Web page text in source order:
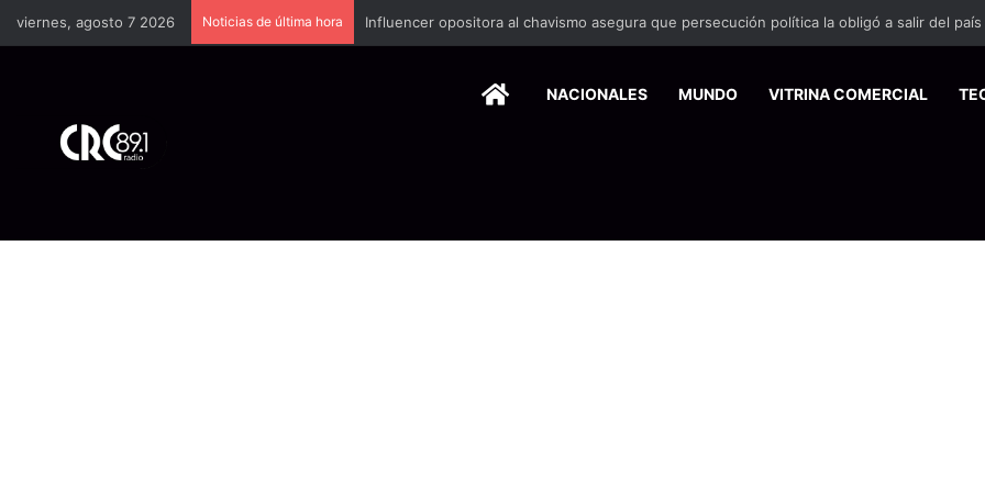
viernes, agosto 7 2026 Noticias de última hora Industria plástica se suma a la economía circular
HOMENACIONALES MUNDO VITRINA COMERCIAL